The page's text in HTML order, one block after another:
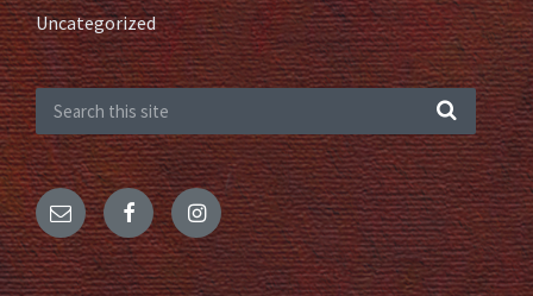
Uncategorized